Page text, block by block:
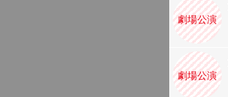
劇場公演
劇場公演